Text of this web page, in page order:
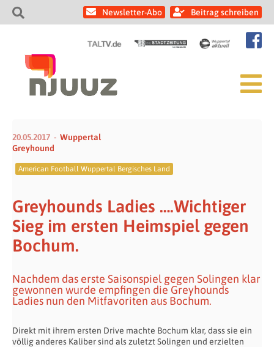
Newsletter-Abo Beitrag schreiben
20.05.2017
Wuppertal
Greyhound
American Football Wuppertal Bergisches Land
Greyhounds Ladies ….Wichtiger
Sieg im ersten Heimspiel gegen
Bochum.
Nachdem das erste Saisonspiel gegen Solingen klar
gewonnen wurde empfingen die Greyhounds
Ladies nun den Mitfavoriten aus Bochum.
Direkt mit ihrem ersten Drive machte Bochum klar, dass sie ein
völlig anderes Kaliber sind als zuletzt Solingen und erzielten